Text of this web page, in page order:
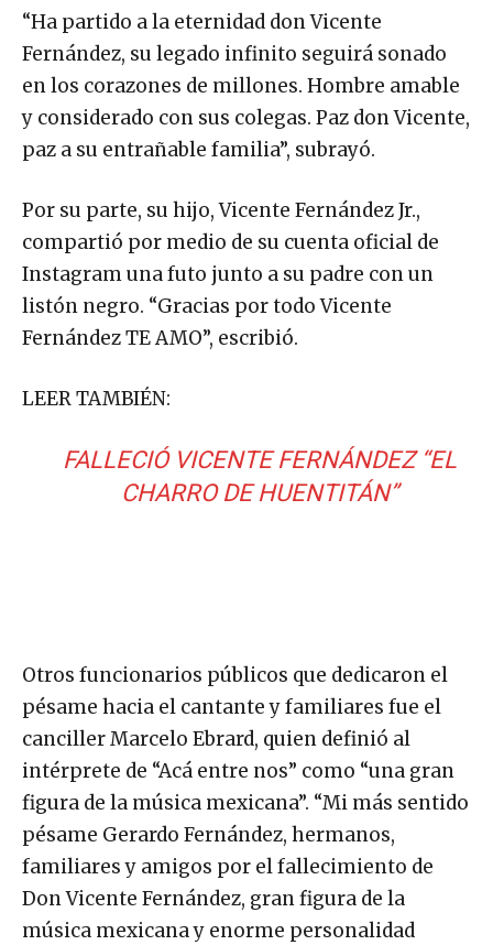
“Ha partido a la eternidad don Vicente
Fernández, su legado infinito seguirá sonado
en los corazones de millones. Hombre amable
y considerado con sus colegas. Paz don Vicente,
paz a su entrañable familia”, subrayó.
Por su parte, su hijo, Vicente Fernández Jr.,
compartió por medio de su cuenta oficial de
Instagram una futo junto a su padre con un
listón negro. “Gracias por todo Vicente
Fernández TE AMO”, escribió.
LEER TAMBIÉN:
FALLECIÓ VICENTE FERNÁNDEZ “EL
CHARRO DE HUENTITÁN”
Otros funcionarios públicos que dedicaron el
pésame hacia el cantante y familiares fue el
canciller Marcelo Ebrard, quien definió al
intérprete de “Acá entre nos” como “una gran
figura de la música mexicana”. “Mi más sentido
pésame Gerardo Fernández, hermanos,
familiares y amigos por el fallecimiento de
Don Vicente Fernández, gran figura de la
música mexicana y enorme personalidad